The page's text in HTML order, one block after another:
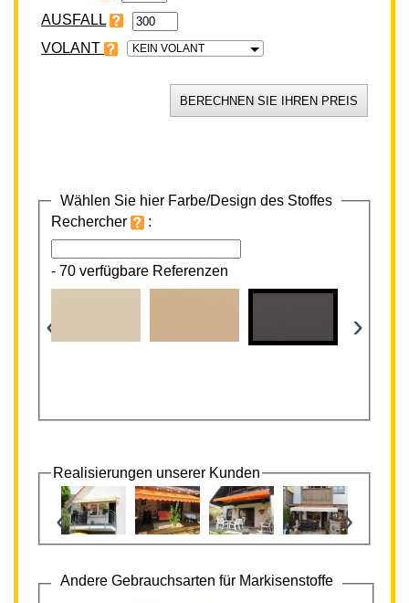
VOLANT KEIN VOLANT
Wählen Sie hier Farbe/Design des Stoffes
Rechercher
:
- 70 verfügbare Referenzen
‹ ›
Realisierungen unserer Kunden
‹ ›
Andere Gebrauchsarten für Markisenstoffe